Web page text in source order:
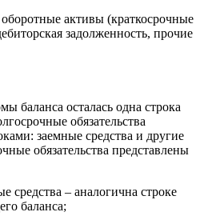
активы (краткосрочные
задолженность, прочие
баланса осталась одна строка
обязательства
заемные средства и другие
обязательства представлены
средства – аналогична строке
баланса;